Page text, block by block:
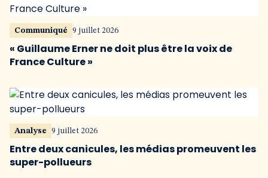
Communiqué 9 juillet 2026
« Guillaume Erner ne doit plus être la voix de
France Culture »
Analyse 9 juillet 2026
Entre deux canicules, les médias promeuvent les
super-pollueurs